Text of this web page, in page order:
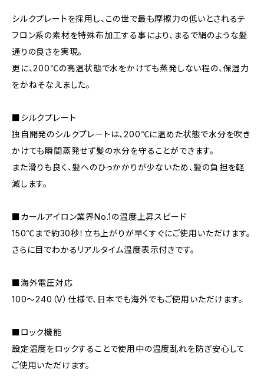
シルクプレートを採用し、この世で最も摩擦力の低いとされるテ
フロン系の素材を特殊布加工する事により、まるで絹のような髪
通りの良さを実現。
更に、200℃の高温状態で水をかけても蒸発しない程の、保湿力
をかねそなえました。
■シルクプレート
独自開発のシルクプレートは、200℃に温めた状態で水分を吹き
かけても瞬間蒸発せず髪の水分を守ることができます。
また滑りも良く、髪へのひっかかりが少ないため、髪の負担を軽
減します。
■カールアイロン業界No.1の温度上昇スピード
150℃まで約30秒！立ち上がりが早くすぐにご使用いただけます。
さらに目でわかるリアルタイム温度表示付きです。
■海外電圧対応
100～240（V）仕様で、日本でも海外でもご使用いただけます。
■ロック機能
設定温度をロックすることで使用中の温度乱れを防ぎ安心して
ご使用いただけます。